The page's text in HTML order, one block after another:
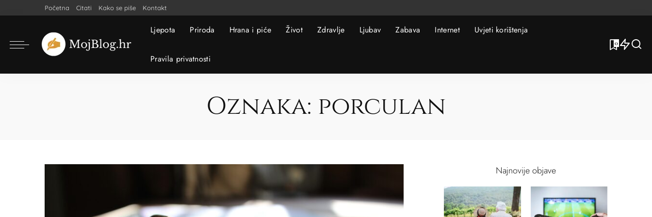
Početna Citati Kako se piše Kontakt
Ljepota Priroda Hrana i piće Život Zdravlje Ljubav Zabava Internet Uvjeti korištenja
Pravila privatnosti
0
Oznaka: porculan
Najnovije objave